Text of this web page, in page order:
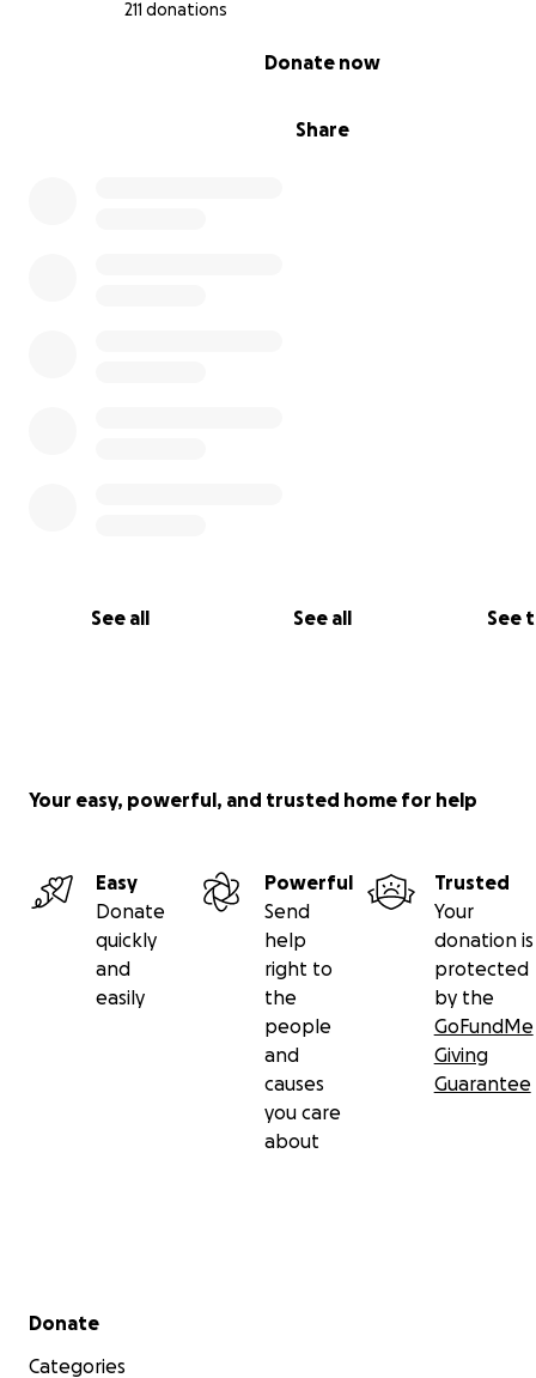
211 donations
Share
Donate now
See all See all See
del contesto.
Qui sotto trovi il piano dettagliato delle spese.
Mobilio bagni 1345 euro
Your easy, powerful, and trusted home for help
Easy
Donate
quickly
and
easily
Powerful
Send
help
right to
the
people
and
causes
you care
about
Trusted
Your
donation is
protected
by the
GoFundMe
Giving
Guarantee
Secondary menu
Donate
Categories